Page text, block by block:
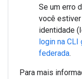
Se um erro
você
identidade
login na
federada.
Para mais